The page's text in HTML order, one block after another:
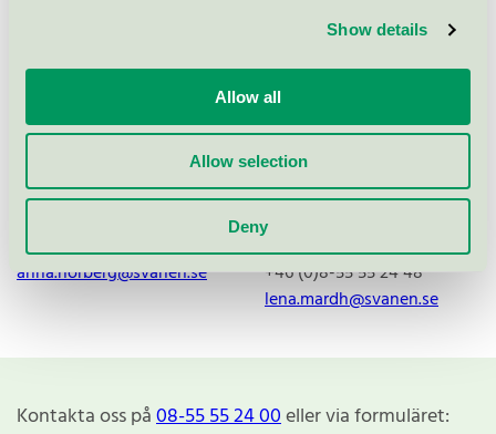
Show details
Allow all
Allow selection
Deny
Anna Norberg
+46 (0)8-55 55 24 13
anna.norberg@svanen.se
Lena Mårdh
Projektledare offentlig
upphandling och inköp
+46 (0)8-55 55 24 48
lena.mardh@svanen.se
Kontakta oss på08-55 55 24 00eller via formuläret: